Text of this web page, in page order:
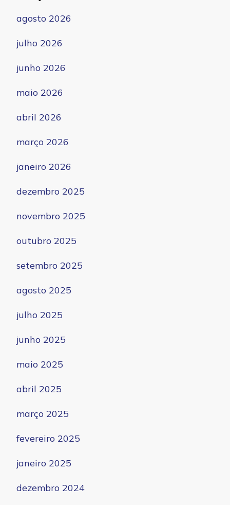
agosto 2026
julho 2026
junho 2026
maio 2026
abril 2026
março 2026
janeiro 2026
dezembro 2025
novembro 2025
outubro 2025
setembro 2025
agosto 2025
julho 2025
junho 2025
maio 2025
abril 2025
março 2025
fevereiro 2025
janeiro 2025
dezembro 2024